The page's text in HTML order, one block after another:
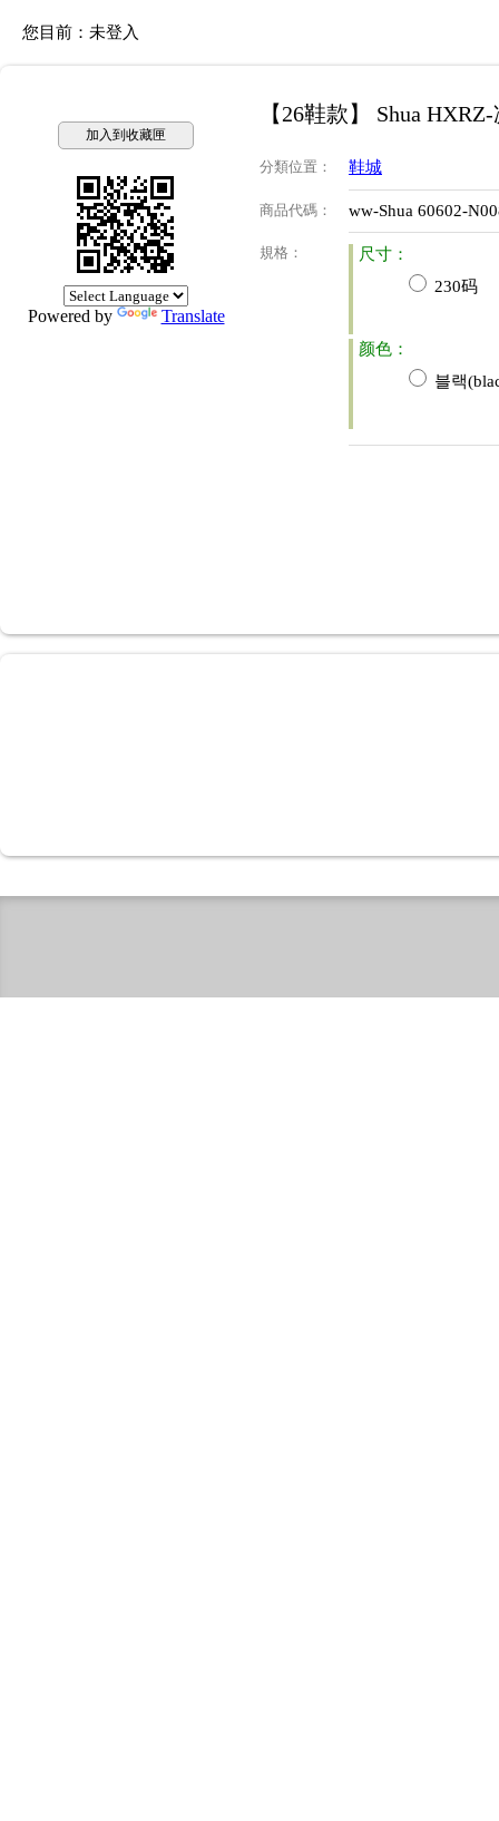
您目前： 未登入
加入到收藏匣
Powered by Translate
【26鞋款】 Shua
分類位置 ： 鞋城
商品代碼 ： ww-Shua 60602-
規格 ：
尺寸：
230码
颜色：
블랙